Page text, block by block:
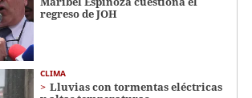
regreso de JOH
CLIMA
Lluvias con tormentas eléctricas